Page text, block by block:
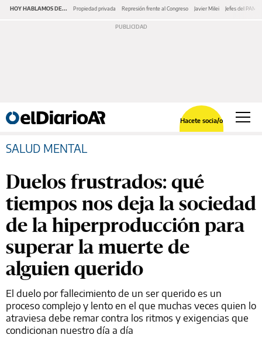
HOY HABLAMOS DE... Propiedad privada Represión frente al Congreso Javier Milei Jefes del PAMI
Hacete socia/o
SALUD MENTAL
Duelos frustrados: qué
tiempos nos deja la sociedad
de la hiperproducción para
superar la muerte de
alguien querido
El duelo por fallecimiento de un ser querido es un
proceso complejo y lento en el que muchas veces quien lo
atraviesa debe remar contra los ritmos y exigencias que
condicionan nuestro día a día